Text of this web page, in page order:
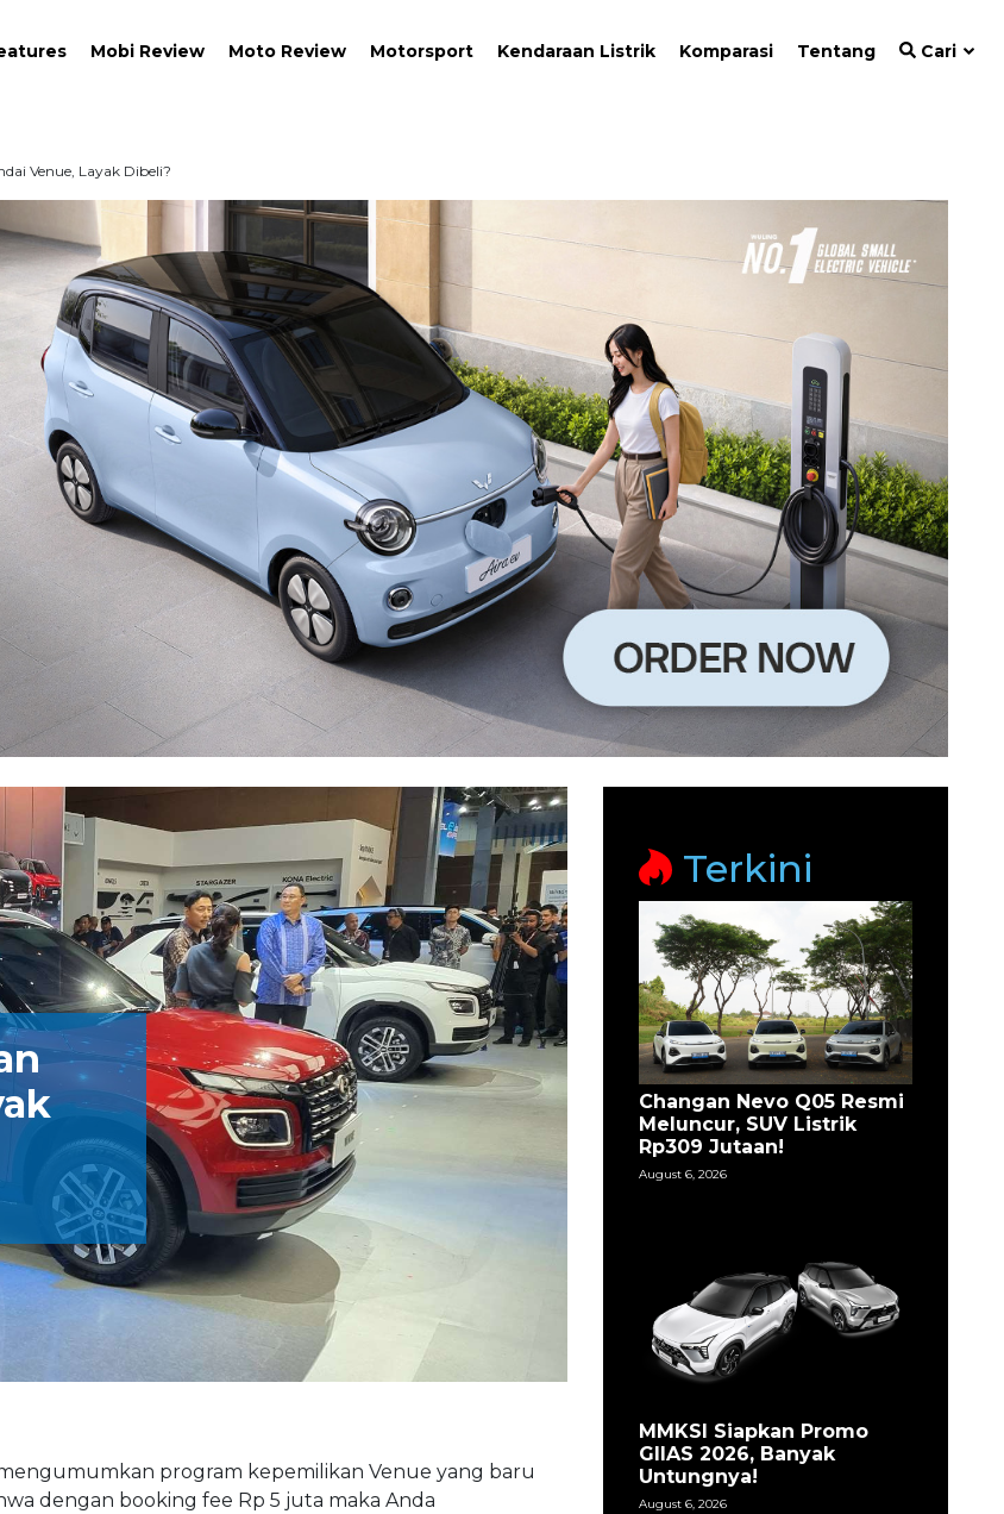
Mobi Review Moto Review Motorsport Kendaraan Listrik Komparasi Tentang Cari
Venue, Layak Dibeli?
program kepemilikan Venue yang baru
dengan booking fee Rp 5 juta maka Anda
Terkini
Changan Nevo Q05 Resmi
Meluncur, SUV Listrik
Rp309 Jutaan!
August 6, 2026
MMKSI Siapkan Promo
GIIAS 2026, Banyak
Untungnya!
August 6, 2026